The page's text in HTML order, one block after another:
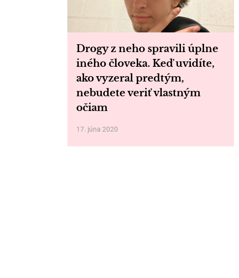
Drogy z neho spravili úplne
iného človeka. Keď uvidíte,
ako vyzeral predtým,
nebudete veriť vlastným
očiam
17. júna 2020